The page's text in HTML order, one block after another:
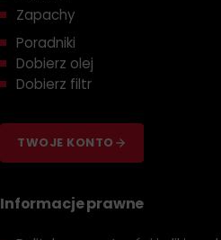
żywotność jednostki
Zachowanie:
są zaprojektowane w
eksploatacyjnych
Przeciwdziałanie
olejach przeciwdziałają
oleju i zabezpiecza przed
Zapachy
Poradniki
Dobierz olej
Dobierz filtr
TWOJE KONTO
Informacje prawne